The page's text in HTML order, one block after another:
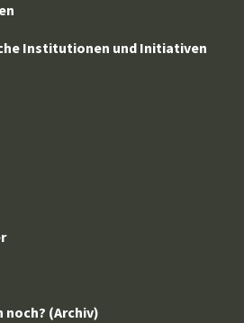
Institutionen und Initiativen
noch? (Archiv)